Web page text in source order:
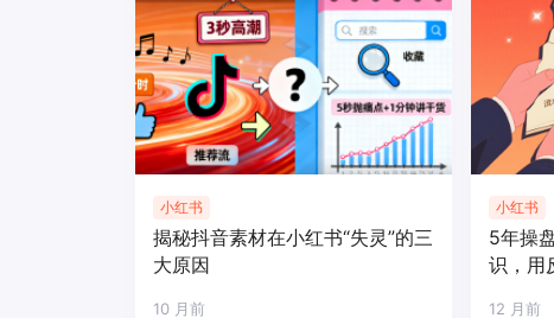
小红书
揭秘抖音素材在小红书“失灵”的三
大原因
10 月前
小红书
5年操
识，用
12 月前